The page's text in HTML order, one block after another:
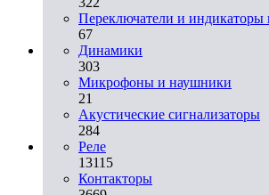
Переключатели и индикаторы
67
Динамики
303
Микрофоны и наушники
21
Акустические сигнализаторы
284
Реле
13115
Контакторы